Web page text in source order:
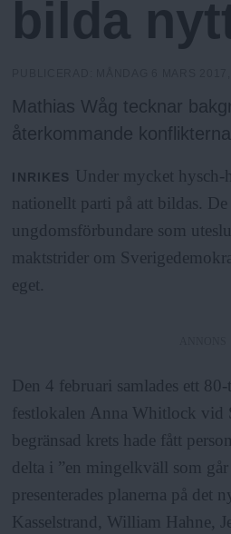
o
l
m
s
F
r
a
bilda
Mathias Wåg tecknar
återkommande
INRIKES
Under mycket hysch-
nationellt parti på att bildas.
ungdomsförbundare som
maktstrider om
eget.
Den 4 februari samlades ett
festlokalen Anna Whitlock vid
begränsad krets hade fått
delta i ”en mingelkväll som
presenterades planerna på det
Kasselstrand, William Hahne,